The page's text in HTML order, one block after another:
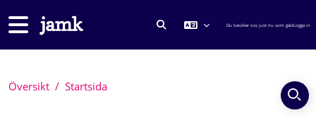
Sidopanel
VÄXLA SÖKINMATNING
Du besöker oss just nu som gästLogga in
Översikt Startsida